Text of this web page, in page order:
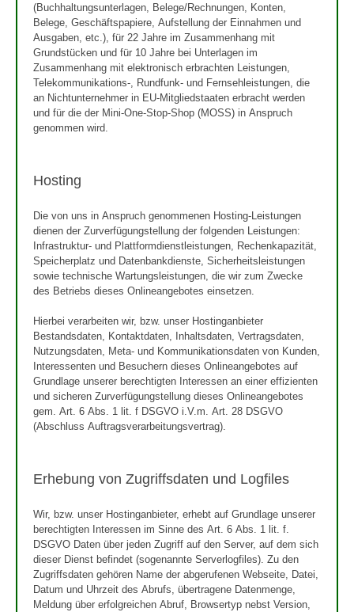
(Buchhaltungsunterlagen, Belege/Rechnungen, Konten,
Belege, Geschäftspapiere, Aufstellung der Einnahmen und
Ausgaben, etc.), für 22 Jahre im Zusammenhang mit
Grundstücken und für 10 Jahre bei Unterlagen im
Zusammenhang mit elektronisch erbrachten Leistungen,
Telekommunikations-, Rundfunk- und Fernsehleistungen, die
an Nichtunternehmer in EU-Mitgliedstaaten erbracht werden
und für die der Mini-One-Stop-Shop (MOSS) in Anspruch
genommen wird.
Hosting
Die von uns in Anspruch genommenen Hosting-Leistungen
dienen der Zurverfügungstellung der folgenden Leistungen:
Infrastruktur- und Plattformdienstleistungen, Rechenkapazität,
Speicherplatz und Datenbankdienste, Sicherheitsleistungen
sowie technische Wartungsleistungen, die wir zum Zwecke
des Betriebs dieses Onlineangebotes einsetzen.
Hierbei verarbeiten wir, bzw. unser Hostinganbieter
Bestandsdaten, Kontaktdaten, Inhaltsdaten, Vertragsdaten,
Nutzungsdaten, Meta- und Kommunikationsdaten von Kunden,
Interessenten und Besuchern dieses Onlineangebotes auf
Grundlage unserer berechtigten Interessen an einer effizienten
und sicheren Zurverfügungstellung dieses Onlineangebotes
gem. Art. 6 Abs. 1 lit. f DSGVO i.V.m. Art. 28 DSGVO
(Abschluss Auftragsverarbeitungsvertrag).
Erhebung von Zugriffsdaten und Logfiles
Wir, bzw. unser Hostinganbieter, erhebt auf Grundlage unserer
berechtigten Interessen im Sinne des Art. 6 Abs. 1 lit. f.
DSGVO Daten über jeden Zugriff auf den Server, auf dem sich
dieser Dienst befindet (sogenannte Serverlogfiles). Zu den
Zugriffsdaten gehören Name der abgerufenen Webseite, Datei,
Datum und Uhrzeit des Abrufs, übertragene Datenmenge,
Meldung über erfolgreichen Abruf, Browsertyp nebst Version,